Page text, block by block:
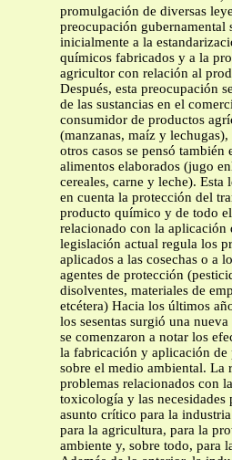
promulgación de diversas
preocupación gubernamental
inicialmente a la
químicos fabricados y a la
agricultor con relación al
Después, esta preocupación
de las sustancias en el
consumidor de productos
(manzanas, maíz y lechugas),
otros casos se pensó también
alimentos elaborados (jugo
cereales, carne y leche). Esta
en cuenta la protección del
producto químico y de todo
relacionado con la aplicación
legislación actual regula los
aplicados a las cosechas o a
agentes de protección
disolventes, materiales de
etcétera) Hacia los últimos
los sesentas surgió una
se comenzaron a notar los
la fabricación y aplicación de
sobre el medio ambiental. La
problemas relacionados con
toxicología y las necesidades
asunto crítico para la
para la agricultura, para la
ambiente y, sobre todo, para